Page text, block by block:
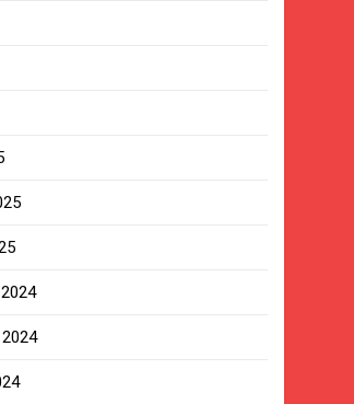
KMP Mutiara
Dinilai
Resmi”
Kalianget